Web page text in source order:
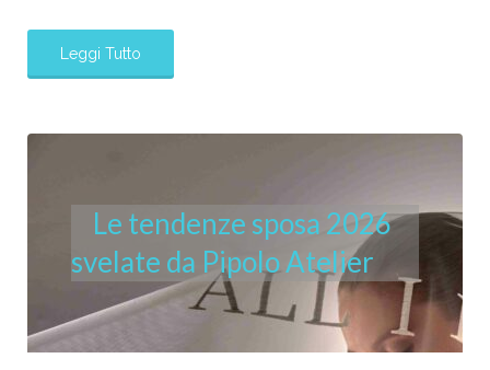
Leggi Tutto
Le tendenze sposa 2026
svelate da Pipolo Atelier